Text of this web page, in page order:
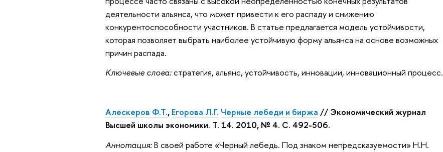
деятельности альянса, что может привести к его распаду и снижению
конкурентоспособности участников. В статье предлагается модель устойчивости,
которая позволяет выбрать наиболее устойчивую форму альянса на основе возможных
причин распада.
Ключевые слова:стратегия, альянс, устойчивость, инновации, инновационный процесс.
Алескеров Ф.Т., Егорова Л.Г. Черные лебеди и биржа // Экономический журнал
Высшей школы экономики. Т. 14. 2010, № 4. С. 492-506.
Аннотация:В своей работе «Черный лебедь. Под знаком непредсказуемости» Н.Н.